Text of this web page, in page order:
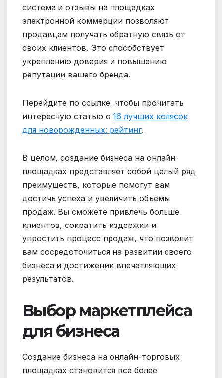
система и отзывы на площадках
электронной коммерции позволяют
продавцам получать обратную связь от
своих клиентов. Это способствует
укреплению доверия и повышению
репутации вашего бренда.
Перейдите по ссылке, чтобы прочитать
интересную статью о 16 лучших колясок
для новорожденных: рейтинг.
В целом, создание бизнеса на онлайн-
площадках представляет собой целый ряд
преимуществ, которые помогут вам
достичь успеха и увеличить объемы
продаж. Вы сможете привлечь больше
клиентов, сократить издержки и
упростить процесс продаж, что позволит
вам сосредоточиться на развитии своего
бизнеса и достижении впечатляющих
результатов.
Выбор маркетплейса
для бизнеса
Создание бизнеса на онлайн-торговых
площадках становится все более